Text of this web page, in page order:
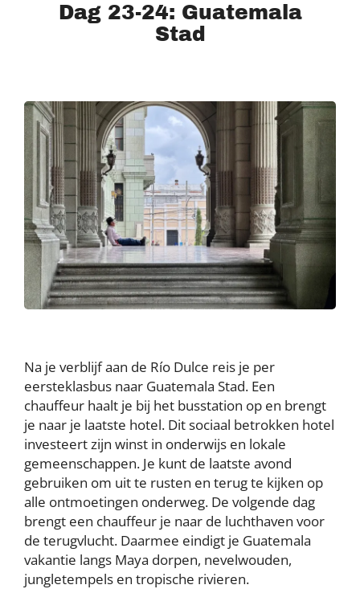
Dag 23-24: Guatemala
Stad
Na je verblijf aan de Río Dulce reis je per
eersteklasbus naar Guatemala Stad. Een
chauffeur haalt je bij het busstation op en brengt
je naar je laatste hotel. Dit sociaal betrokken hotel
investeert zijn winst in onderwijs en lokale
gemeenschappen. Je kunt de laatste avond
gebruiken om uit te rusten en terug te kijken op
alle ontmoetingen onderweg. De volgende dag
brengt een chauffeur je naar de luchthaven voor
de terugvlucht. Daarmee eindigt je Guatemala
vakantie langs Maya dorpen, nevelwouden,
jungletempels en tropische rivieren.